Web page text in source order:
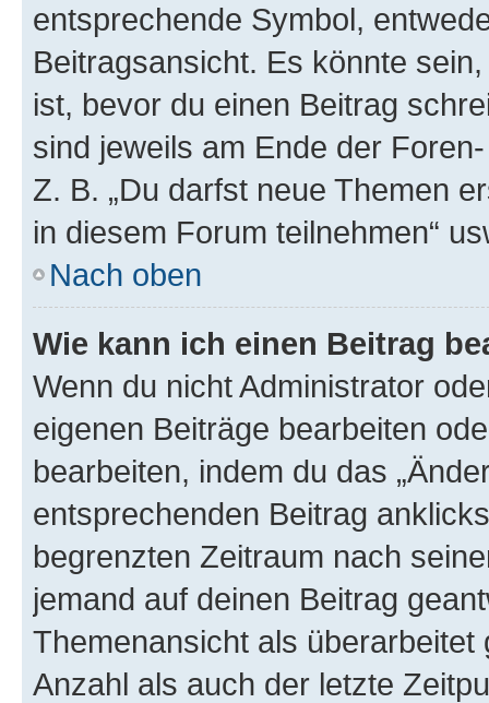
entsprechende Symbol,
Beitragsansicht. Es könnte
ist, bevor du einen Beitrag
sind jeweils am Ende der
Z. B. „Du darfst neue Themen
in diesem Forum teilnehmen“
Nach oben
Wie kann ich einen Beitrag
Wenn du nicht Administrator
eigenen Beiträge bearbeiten
bearbeiten, indem du das
entsprechenden Beitrag
begrenzten Zeitraum nach
jemand auf deinen Beitrag
Themenansicht als
Anzahl als auch der letzte